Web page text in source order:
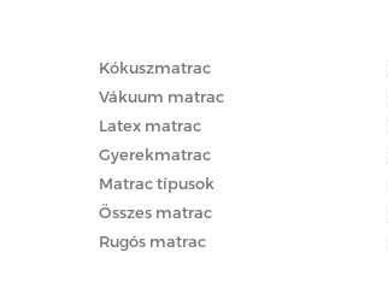
Kókuszmatrac
Vákuum matrac
Latex matrac
Gyerekmatrac
Matrac típusok
Összes matrac
Rugós matrac